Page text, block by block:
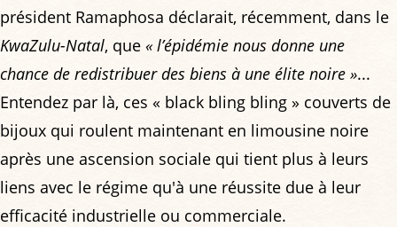
président Ramaphosa déclarait, récemment, dans le
KwaZulu-Natal, que « l’épidémie nous donne une
chance de redistribuer des biens à une élite noire »...
Entendez par là, ces « black bling bling » couverts de
bijoux qui roulent maintenant en limousine noire
après une ascension sociale qui tient plus à leurs
liens avec le régime qu'à une réussite due à leur
efficacité industrielle ou commerciale.